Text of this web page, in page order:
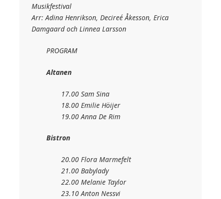
Musikfestival
Arr: Adina Henrikson, Decireé Åkesson, Erica
Damgaard och Linnea Larsson
PROGRAM
Altanen
17.00 Sam Sina
18.00 Emilie Höijer
19.00 Anna De Rim
Bistron
20.00 Flora Marmefelt
21.00 Babylady
22.00 Melanie Taylor
23.10 Anton Nessvi